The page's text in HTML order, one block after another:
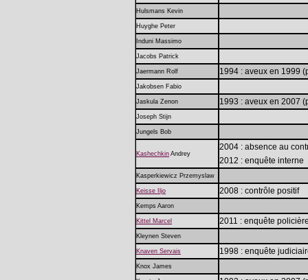
Hulsmans Kevin
Huyghe Peter
Induni Massimo
Jacobs Patrick
Jaermann Rolf 1994 : aveux en 1999
Jakobsen Fabio
Jaskula Zenon 1993 : aveux en 2007
Joseph Stijn
Jungels Bob
Kashechkin Andrey
2004 : absence au
2012 : enquête interne
Kasperkiewicz Przemyslaw
Keisse Iljo 2008 : contrôle positif
Kemps Aaron
Kittel Marcel 2011 : enquête
Kleynen Steven
Knaven Servais 1998 : enquête
Knox James